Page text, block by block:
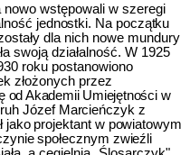
wstępowali w szeregi
jednostki. Na początku
dla nich nowe mundury
swoją działalność. W 1925
roku postanowiono
złożonych przez
od Akademii Umiejętności w
Józef Marcieńczyk z
jako projek­tant w powiatowym
społecznym zwieźli